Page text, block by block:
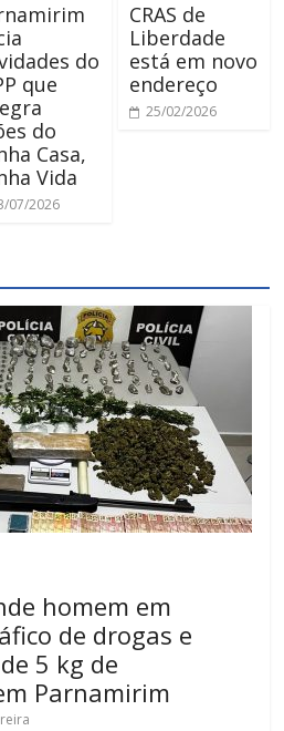
do
que
do
Casa,
Vida
07/2026
CRAS de
Liberdade
está em novo
endereço
25/02/2026
homem em
de drogas e
5 kg de
Parnamirim